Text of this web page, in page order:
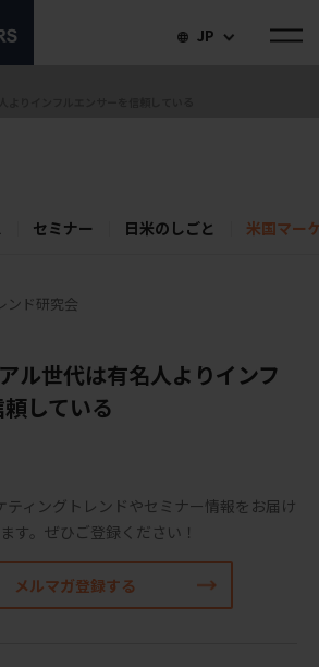
JP
セミナー 日米のしごと 米国マー
ンド研究会
ル世代は有名人よりインフ
している
ティングトレンドやセミナー情報をお届け
す。 ぜひご登録ください！
メルマガ登録する